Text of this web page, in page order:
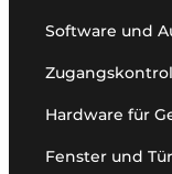
Software und
Hardware für
Fenster und